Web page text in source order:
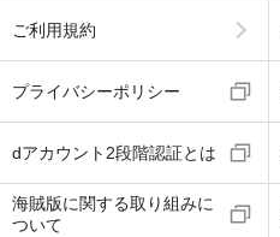
ご利用規約
プライバシーポリシー
dアカウント2段階認証とは
海賊版に関する取り組みに
ついて